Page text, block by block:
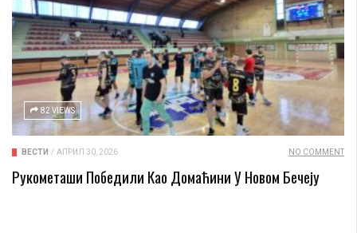
82 VIEWS
ВЕСТИ / АПРИЛ 30, 2026 NO COMMENT
Рукометаши Победили Као Домаћини У Новом Бечеју